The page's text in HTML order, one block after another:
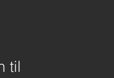
til